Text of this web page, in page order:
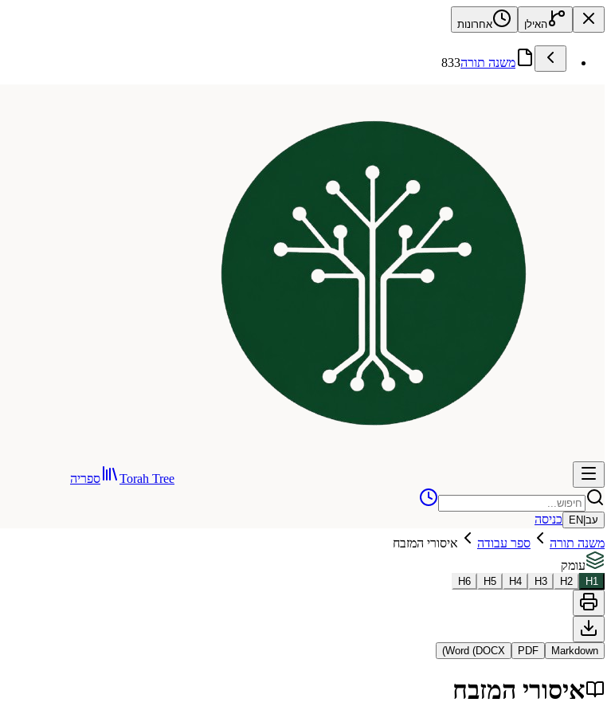
האילן אחרונות
משנה תורה833
Torah Tree ספריה
עב EN
כניסה
משנה תורה
ספר עבודה
איסורי המזבח
עומק
H1
H2
H3
H4
H5
H6
Markdown
PDF
Word (DOCX)
איסורי המזבח